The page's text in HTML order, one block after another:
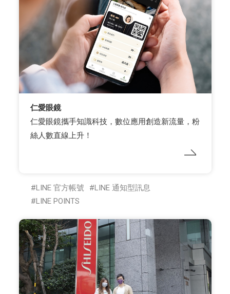
仁愛眼鏡
仁愛眼鏡攜手知識科技，數位應用創造新流量，粉
絲人數直線上升！
LINE 官方帳號
LINE 通知型訊息
LINE POINTS